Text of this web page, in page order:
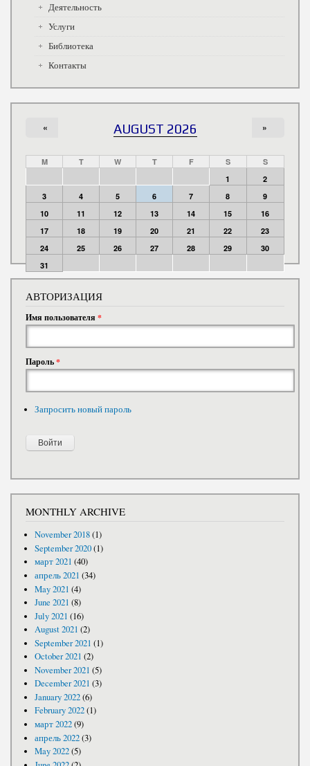
Деятельность
Услуги
Библиотека
Контакты
AUGUST 2026
« »
M T W T F S
S
1
2
3
4 5 6 7 8
9
10
11 12 13 14 15
16
17
18 19 20 21 22
23
24
25 26 27 28 29
30
31
АВТОРИЗАЦИЯ
Имя пользователя *
Пароль*
Запросить новый пароль
MONTHLY ARCHIVE
November 2018(1)
September 2020(1)
март 2021 (40)
апрель 2021 (34)
May 2021 (4)
June 2021 (8)
July 2021 (16)
August 2021 (2)
September 2021 (1)
October 2021 (2)
November 2021 (5)
December 2021 (3)
January 2022(6)
February 2022(1)
март 2022(9)
апрель 2022(3)
May 2022(5)